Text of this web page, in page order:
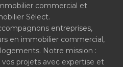
commercial et
Sélect.
entreprises,
en immobilier commercial,
Notre mission :
projets avec expertise et